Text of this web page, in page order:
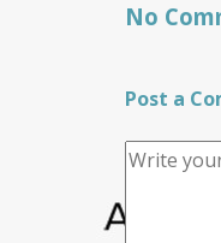
No
Post a